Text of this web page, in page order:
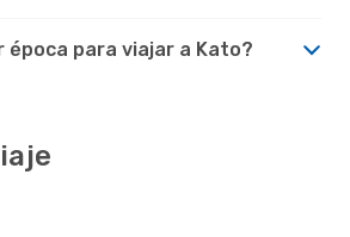
época para viajar a Kato?